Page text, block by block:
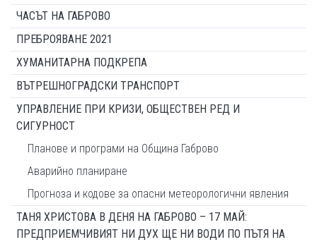
ЧАСЪТ НА ГАБРОВО
ПРЕБРОЯВАНЕ 2021
ХУМАНИТАРНА ПОДКРЕПА
ВЪТРЕШНОГРАДСКИ ТРАНСПОРТ
УПРАВЛЕНИЕ ПРИ КРИЗИ, ОБЩЕСТВЕН РЕД И
СИГУРНОСТ
Планове и програми на Община Габрово
Аварийно планиране
Прогноза и кодове за опасни метеорологични явления
ТАНЯ ХРИСТОВА В ДЕНЯ НА ГАБРОВО – 17 МАЙ:
ПРЕДПРИЕМЧИВИЯТ НИ ДУХ ЩЕ НИ ВОДИ ПО ПЪТЯ НА